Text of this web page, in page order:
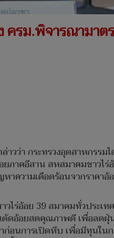
ครม.พิจารณามา
วว่า กระทรวงอุตสาหกรร
ภาคอีสาน สหสมาคมชาวไ
ความเดือดร้อนจากราคา
ร่อ้อย 39 สมาคมทั่วประเ
ดอ้อยสดคุณภาพดี เพื่อลดฝุ่
ก่อนการเปิดหีบ เพื่อมีทุนใ